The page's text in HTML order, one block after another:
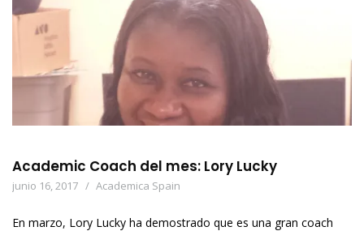
Academic Coach del mes: Lory Lucky
junio 16, 2017 Academica Spain
En marzo, Lory Lucky ha demostrado que es una gran coach